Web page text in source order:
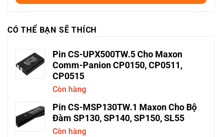
CÓ THỂ BẠN SẼ THÍCH
Pin CS-UPX500TW.5 Cho Maxon
Comm-Panion CP0150, CP0511,
CP0515
Còn hàng
Pin CS-MSP130TW.1 Maxon Cho Bộ
Đàm SP130, SP140, SP150, SL55
Còn hàng